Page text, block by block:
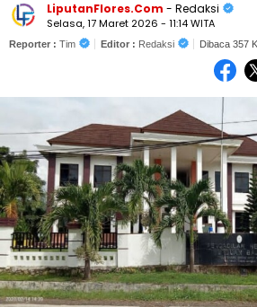
LiputanFlores.Com - Redaksi
Selasa, 17 Maret 2026 - 11:14 WITA
Reporter : Tim Editor : Redaksi Dibaca 357